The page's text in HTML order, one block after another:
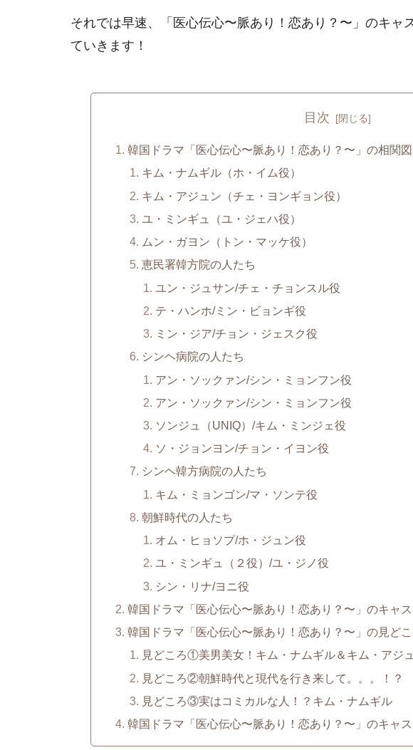
それでは早速、「医心伝心〜脈あり！恋あり？〜」のキャ
ていきます！
目次
韓国ドラマ「医心伝心〜脈あり！恋あり？〜」の相関
キム・ナムギル（ホ・イム役）
キム・アジュン（チェ・ヨンギョン役）
ユ・ミンギュ（ユ・ジェハ役）
ムン・ガヨン（トン・マッケ役）
恵民署韓方院の人たち
ユン・ジュサン/チェ・チョンスル役
テ・ハンホ/ミン・ビョンギ役
ミン・ジア/チョン・ジェスク役
シンヘ病院の人たち
アン・ソックァン/シン・ミョンフン役
アン・ソックァン/シン・ミョンフン役
ソンジュ（UNIQ）/キム・ミンジェ役
ソ・ジョンヨン/チョン・イヨン役
シンヘ韓方病院の人たち
キム・ミョンゴン/マ・ソンテ役
朝鮮時代の人たち
オム・ヒョソプ/ホ・ジュン役
ユ・ミンギュ（２役）/ユ・ジノ役
シン・リナ/ヨニ役
韓国ドラマ「医心伝心〜脈あり！恋あり？〜」のキャ
韓国ドラマ「医心伝心〜脈あり！恋あり？〜」の見どこ
見どころ①美男美女！キム・ナムギル＆キム・アジ
見どころ②朝鮮時代と現代を行き来して。。。！？
見どころ③実はコミカルな人！？キム・ナムギル
韓国ドラマ「医心伝心〜脈あり！恋あり？〜」のキャ